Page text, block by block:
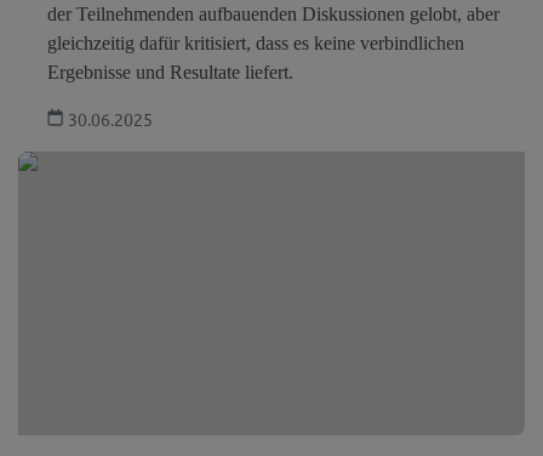
der Teilnehmenden aufbauenden Diskussionen gelobt, aber
gleichzeitig dafür kritisiert, dass es keine verbindlichen
Ergebnisse und Resultate liefert.
30.06.2025